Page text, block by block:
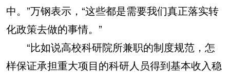
中。”万钢表示，“这些都是需要我们真正落实转
化政策去做的事情。”
“比如说高校科研院所兼职的制度规范，怎
样保证承担重大项目的科研人员得到基本收入稳